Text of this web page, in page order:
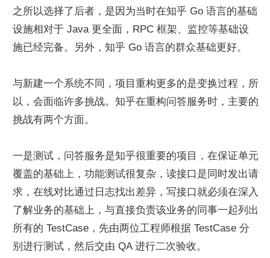
之所以选择了后者，是因为当时在知乎 Go 语言的基础
设施相对于 Java 更全面，RPC 框架、监控等基础设
施已经完备。另外，知乎 Go 语言的群众基础更好。
与新建一个系统不同，项目重构更多的是变换过程，所
以，会面临许多挑战。知乎在重构问答服务时，主要的
挑战有两个方面。
一是测试，问答服务是知乎很重要的项目，在保证单元
覆盖的基础上，功能测试很复杂，读接口是同时发出请
求，在线对比通过日志找出差异，写接口就必须在深入
了解业务的基础上，与直接负责该业务的同事一起列出
所有的 TestCase，先由两位工程师根据 TestCase 分
别进行测试，然后交由 QA 进行二次验收。